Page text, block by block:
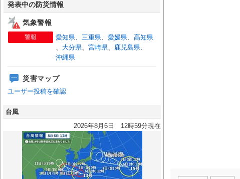
発表中の防災情報
気象警報
警報 愛知県、 三重県、 愛媛県、 高知県
、 大分県、 宮崎県、 鹿児島県、
沖縄県
災害マップ
ユーザー投稿を確認
台風
2026年8月6日 12時59分現在